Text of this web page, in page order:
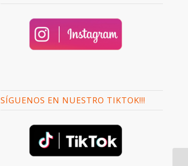
SÍGUENOS EN NUESTRO TIKTOK!!!